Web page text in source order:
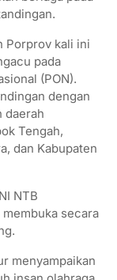
Porprov kali ini
pada
(PON).
dengan
daerah
Tengah,
dan Kabupaten
NTB
secara
menyampaikan